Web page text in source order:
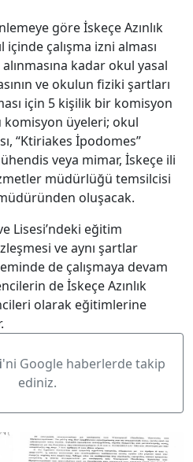
göre İskeçe Azınlık
içinde çalışma izni alması
kadar okul yasal
ve okulun fiziki şartları
için 5 kişilik bir komisyon
üyeleri; okul
“Ktiriakes İpodomes”
veya mimar, İskeçe ili
müdürlüğü temsilcisi
oluşacak.
Lisesi’ndeki eğitim
ve aynı şartlar
de çalışmaya devam
de İskeçe Azınlık
olarak eğitimlerine
'ni Google haberlerde takip
ediniz.